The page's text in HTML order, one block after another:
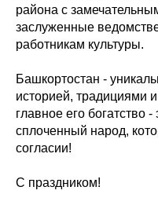
района с
заслуженные
работникам культуры.
Башкортостан -
историей, традициями
главное его богатство
сплоченный народ,
согласии!
С праздником!